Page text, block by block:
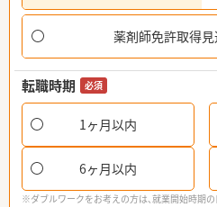
薬剤師免許取得見
転職時期 必須
1ヶ月以内
6ヶ月以内
※ダブルワークをお考えの方は、就業開始時期